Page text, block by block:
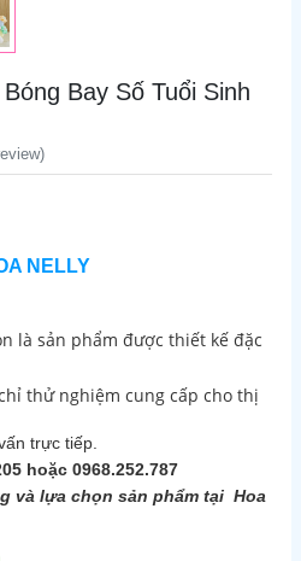
Bay Số Tuổi Sinh
)
NELLY
là sản phẩm được thiết kế đặc
thử nghiệm cung cấp cho thị
trực tiếp.
hoặc 0968.252.787
và lựa chọn sản phẩm tại Hoa